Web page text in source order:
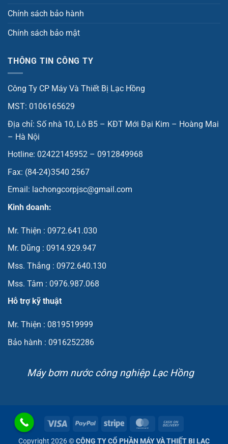
Chính sách bảo hành
Chính sách bảo mật
THÔNG TIN CÔNG TY
Công Ty CP Máy Và Thiết Bị Lạc Hồng
MST: 0106165629
Địa chỉ: Số nhà 10, Lô B5 – KĐT Mới Đại Kim – Hoàng Mai
– Hà Nội
Hotline: 02422145952 – 0912849968
Fax: (84-24)3540 2567
Email: lachongcorpjsc@gmail.com
Kinh doanh:
Mr. Thiện : 0972.641.030
Mr. Dũng : 0914.929.947
Mss. Thắng : 0972.640.130
Mss. Tâm : 0976.987.068
Hỗ trợ kỹ thuật
Mr. Thiện : 0819519999
Bảo hành : 0916252286
Máy bơm nước công nghiệp Lạc Hồng
Visa PayPal Stripe MasterCard
On
Copyright 2026 ©CÔNG TY CỔ PHẦN MÁY VÀ THIẾT BỊ LẠC